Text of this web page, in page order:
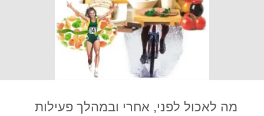
מה לאכול לפני, אחרי ובמהלך פעילות